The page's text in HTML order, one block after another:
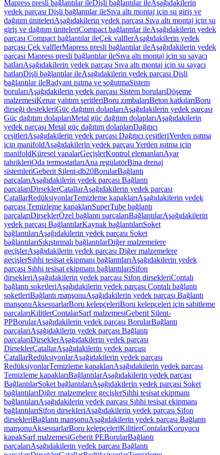
Mapress presli bağlantılar ileDişli bağlantılar ileAşağıdakilerin
yedek parçası Dişli bağlantılar ileSıva altı montaj için su giriş ve
dağıtım üniteleriAşağıdakilerin yedek parçası Sıva altı montaj için su
giriş ve dağıtım üniteleriCompact bağlantılar ileAşağıdakilerin yedek
parçası Compact bağlantılar ileÇek valflerAşağıdakilerin yedek
parçası Çek valflerMapress presli bağlantılar ileAşağıdakilerin yedek
parçası Mapress presli bağlantılar ileSıva altı montaj için su sayacı
hatlarıAşağıdakilerin yedek parçası Sıva altı montaj için su sayacı
hatlarıDişli bağlantılar ileAşağıdakilerin yedek parçası Dişli
bağlantılar ileRadyant ısıtma ve soğutmaSistem
borularıAşağıdakilerin yedek parçası Sistem borularıDöşeme
malzemesiKenar yalıtım şeritleriBoru zımbalarıBeton katkılarıBoru
dirseği destekleriGüç dağıtım dolaplarıAşağıdakilerin yedek parçası
Güç dağıtım dolaplarıMetal güç dağıtım dolaplarıAşağıdakilerin
yedek parçası Metal güç dağıtım dolaplarıDağıtıcı
çeşitleriAşağıdakilerin yedek parçası Dağıtıcı çeşitleriYerden ısıtma
için manifoldAşağıdakilerin yedek parçası Yerden ısıtma için
manifoldKüresel vanalarGeçişlerKontrol elemanlarıAyar
tahrikleriOda termostatlarıAna regülatörBina drenaj
sistemleriGeberit Silent-db20BorularBağlantı
parçalarıAşağıdakilerin yedek parçası Bağlantı
parçalarıDirseklerÇatallarAşağıdakilerin yedek parçası
ÇatallarRedüksiyonlarTemizleme kapaklarıAşağıdakilerin yedek
parçası Temizleme kapaklarıSuperTube bağlantı
parçalarıDirseklerÖzel bağlantı parçalarıBağlantılarAşağıdakilerin
yedek parçası BağlantılarKaynak bağlantılarıSoket
bağlantılarıAşağıdakilerin yedek parçası Soket
bağlantılarıSıkıştırmalı bağlantılarDiğer malzemelere
geçişlerAşağıdakilerin yedek parçası Diğer malzemelere
geçişlerSıhhi tesisat ekipmanı bağlantılarıAşağıdakilerin yedek
parçası Sıhhi tesisat ekipmanı bağlantılarıSifon
dirsekleriAşağıdakilerin yedek parçası Sifon dirsekleriContalı
bağlantı soketleriAşağıdakilerin yedek parçası Contalı bağlantı
soketleriBağlantı manşonuAşağıdakilerin yedek parçası Bağlantı
manşonuAksesuarlarBoru kelepçeleriBoru kelepçeleri için sabitleme
parçalarıKilitlerContalarSarf malzemesiGeberit Silent-
PPBorularAşağıdakilerin yedek parçası BorularBağlantı
parçalarıAşağıdakilerin yedek parçası Bağlantı
parçalarıDirseklerAşağıdakilerin yedek parçası
DirseklerÇatallarAşağıdakilerin yedek parçası
ÇatallarRedüksiyonlarAşağıdakilerin yedek parçası
RedüksiyonlarTemizleme kapaklarıAşağıdakilerin yedek parçası
Temizleme kapaklarıBağlantılarAşağıdakilerin yedek parçası
BağlantılarSoket bağlantılarıAşağıdakilerin yedek parçası Soket
bağlantılarıDiğer malzemelere geçişlerSıhhi tesisat ekipmanı
bağlantılarıAşağıdakilerin yedek parçası Sıhhi tesisat ekipmanı
bağlantılarıSifon dirsekleriAşağıdakilerin yedek parçası Sifon
dirsekleriBağlantı manşonuAşağıdakilerin yedek parçası Bağlantı
manşonuAksesuarlarBoru kelepçeleriKilitlerContalarKoruyucu
kapakSarf malzemesiGeberit PEBorularBağlantı
parçalarıAşağıdakilerin yedek parçası Bağlantı